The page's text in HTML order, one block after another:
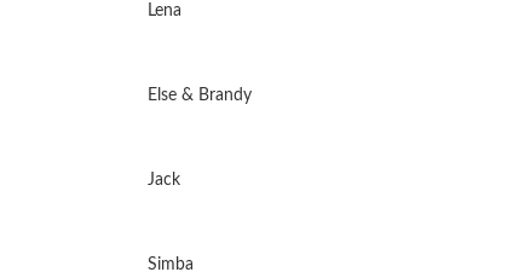
Lena
Else & Brandy
Jack
Simba